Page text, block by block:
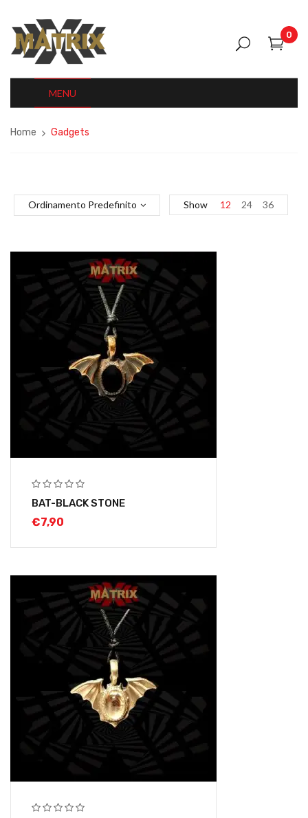
0
MENU
Home Gadgets
Ordinamento Predefinito Show 12 24 36
BAT-BLACK STONE
€7,90